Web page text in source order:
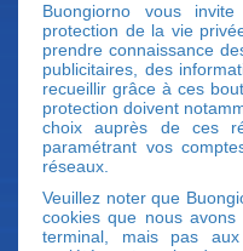
Buongiorno vous
protection de la vie
prendre connaissance
publicitaires, des
recueillir grâce à ces
protection doivent
choix auprès de ces
paramétrant vos
réseaux.
Veuillez noter que
cookies que nous
terminal, mais pas